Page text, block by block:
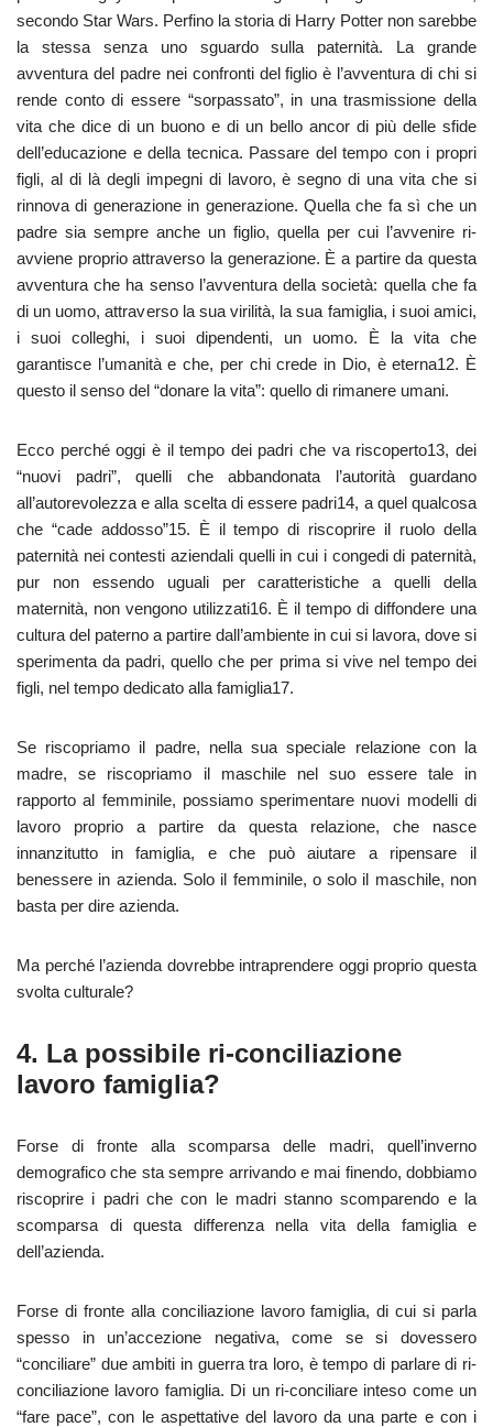
secondo Star Wars. Perfino la storia di Harry Potter non sarebbe
la stessa senza uno sguardo sulla paternità. La grande
avventura del padre nei confronti del figlio è l’avventura di chi si
rende conto di essere “sorpassato”, in una trasmissione della
vita che dice di un buono e di un bello ancor di più delle sfide
dell’educazione e della tecnica. Passare del tempo con i propri
figli, al di là degli impegni di lavoro, è segno di una vita che si
rinnova di generazione in generazione. Quella che fa sì che un
padre sia sempre anche un figlio, quella per cui l’avvenire ri-
avviene proprio attraverso la generazione. È a partire da questa
avventura che ha senso l’avventura della società: quella che fa
di un uomo, attraverso la sua virilità, la sua famiglia, i suoi amici,
i suoi colleghi, i suoi dipendenti, un uomo. È la vita che
garantisce l’umanità e che, per chi crede in Dio, è eterna12. È
questo il senso del “donare la vita”: quello di rimanere umani.
Ecco perché oggi è il tempo dei padri che va riscoperto13, dei
“nuovi padri”, quelli che abbandonata l’autorità guardano
all’autorevolezza e alla scelta di essere padri14, a quel qualcosa
che “cade addosso”15. È il tempo di riscoprire il ruolo della
paternità nei contesti aziendali quelli in cui i congedi di paternità,
pur non essendo uguali per caratteristiche a quelli della
maternità, non vengono utilizzati16. È il tempo di diffondere una
cultura del paterno a partire dall’ambiente in cui si lavora, dove si
sperimenta da padri, quello che per prima si vive nel tempo dei
figli, nel tempo dedicato alla famiglia17.
Se riscopriamo il padre, nella sua speciale relazione con la
madre, se riscopriamo il maschile nel suo essere tale in
rapporto al femminile, possiamo sperimentare nuovi modelli di
lavoro proprio a partire da questa relazione, che nasce
innanzitutto in famiglia, e che può aiutare a ripensare il
benessere in azienda. Solo il femminile, o solo il maschile, non
basta per dire azienda.
Ma perché l’azienda dovrebbe intraprendere oggi proprio questa
svolta culturale?
4. La possibile ri-conciliazione
lavoro famiglia?
Forse di fronte alla scomparsa delle madri, quell’inverno
demografico che sta sempre arrivando e mai finendo, dobbiamo
riscoprire i padri che con le madri stanno scomparendo e la
scomparsa di questa differenza nella vita della famiglia e
dell’azienda.
Forse di fronte alla conciliazione lavoro famiglia, di cui si parla
spesso in un’accezione negativa, come se si dovessero
“conciliare” due ambiti in guerra tra loro, è tempo di parlare di ri-
conciliazione lavoro famiglia. Di un ri-conciliare inteso come un
“fare pace”, con le aspettative del lavoro da una parte e con i